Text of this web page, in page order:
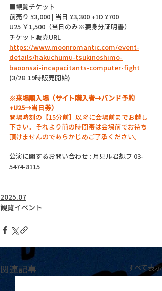
■観覧チケット
前売り ¥3,000 | 当日 ¥3,300 +1D ¥700
U25 ￥1,500（当日のみ※要身分証明書）
チケット販売URL
https://www.moonromantic.com/event-
details/hakuchumu-tsukinoshimo-
baoonsai-incapacitants-computer-fight
(3/28  19時販売開始)
※来場順入場（サイト購入者→バンド予約
+U25→当日券）
開場時刻の【15分前】以降に会場前までお越し
下さい。それより前の時間帯は会場前でお待ち
頂けませんのであらかじめご了承ください。
公演に関するお問い合わせ : 月見ル君想フ 03-
5474-8115
2025.07
観覧イベント
関連記事 すべて表示